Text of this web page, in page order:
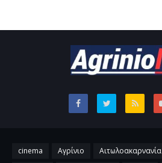
cinema Αγρίνιο Αιτωλοακαρνανία